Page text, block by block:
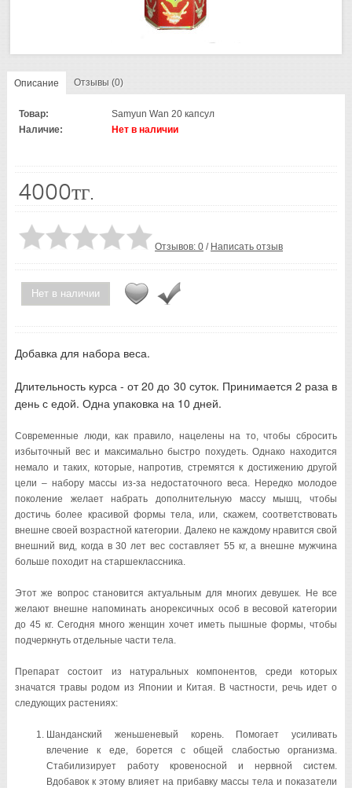
Описание Отзывы (0)
Товар:
Samyun Wan 20 капсул
Наличие:
Нет в наличии
4000тг.
Отзывов: 0 / Написать отзыв
Нет в наличии
Добавка для набора веса.
Длительность курса - от 20 до 30 суток. Принимается 2 раза в
день с едой. Одна упаковка на 10 дней.
Современные люди, как правило, нацелены на то, чтобы сбросить
избыточный вес и максимально быстро похудеть. Однако находится
немало и таких, которые, напротив, стремятся к достижению другой
цели – набору массы из-за недостаточного веса. Нередко молодое
поколение желает набрать дополнительную массу мышц, чтобы
достичь более красивой формы тела, или, скажем, соответствовать
внешне своей возрастной категории. Далеко не каждому нравится свой
внешний вид, когда в 30 лет вес составляет 55 кг, а внешне мужчина
больше походит на старшеклассника.
Этот же вопрос становится актуальным для многих девушек. Не все
желают внешне напоминать анорексичных особ в весовой категории
до 45 кг. Сегодня много женщин хочет иметь пышные формы, чтобы
подчеркнуть отдельные части тела.
Препарат состоит из натуральных компонентов, среди которых
значатся травы родом из Японии и Китая. В частности, речь идет о
следующих растениях:
Шанданский женьшеневый корень. Помогает усиливать
влечение к еде, борется с общей слабостью организма.
Стабилизирует работу кровеносной и нервной систем.
Вдобавок к этому влияет на прибавку массы тела и показатели